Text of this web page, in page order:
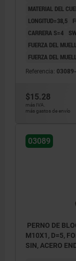
MATERIAL DEL
LONGITUD=38,5
CARRERA S=4
FUERZA DEL
FUERZA DEL
Referencia:
$15.28
más IVA.
más gastos de envío
03089
PERNO DE
M10X1, D=5,
SIN, ACERO